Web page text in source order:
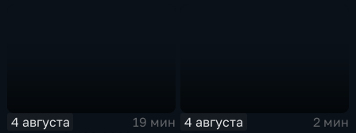
4 августа
19 мин
4 августа
2 мин